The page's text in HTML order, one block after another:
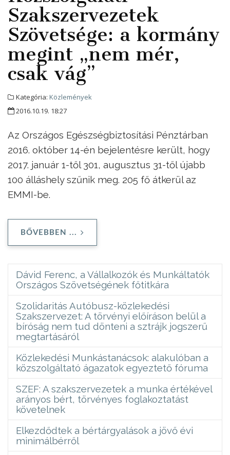
Szakszervezetek
Szövetsége: a kormány
megint „nem mér,
csak vág”
Kategória: Közlemények
2016.10.19. 18:27
Az Országos Egészségbiztosítási Pénztárban
2016. október 14-én bejelentésre került, hogy
2017. január 1-től 301, augusztus 31-től újabb
100 álláshely szűnik meg. 205 fő átkerül az
EMMI-be.
BŐVEBBEN ...
Dávid Ferenc, a Vállalkozók és Munkáltatók
Országos Szövetségének főtitkára
Szolidaritás Autóbusz-közlekedési
Szakszervezet: A törvényi előíráson belül a
bíróság nem tud dönteni a sztrájk jogszerű
megtartásáról
Közlekedési Munkástanácsok: alakulóban a
közszolgáltató ágazatok egyeztető fóruma
SZEF: A szakszervezetek a munka értékével
arányos bért, törvényes foglakoztatást
követelnek
Elkezdődtek a bértárgyalások a jövő évi
minimálbérről